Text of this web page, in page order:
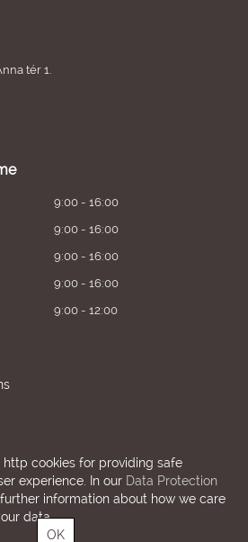
tér 1.
9:00 - 16:00
9:00 - 16:00
9:00 - 16:00
9:00 - 16:00
9:00 - 12:00
cookies for providing safe
experience. In our Data Protection
information about how we care
data.
OK